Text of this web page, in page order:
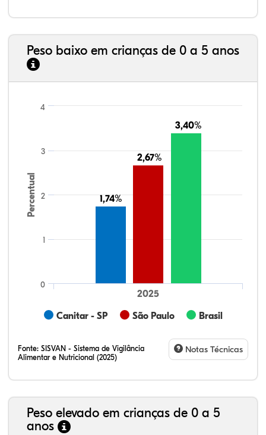
Peso baixo em crianças de 0 a 5 anos
Percentual 1,74%
1,74%
2,67%
2,67%
3,40%
3,40%
Canitar - SP São Paulo Brasil
2025
0
1
2
3
4
Fonte: SISVAN - Sistema de Vigilância
Alimentar e Nutricional (2025)
Notas Técnicas
Peso elevado em crianças de 0 a 5
anos